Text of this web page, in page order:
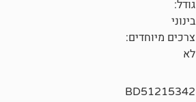
גודל:
בינוני
צרכים מיוחדים:
לא
BD51215342